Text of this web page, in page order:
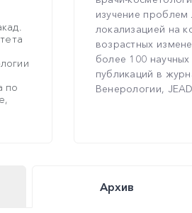
по
изучение проблем
локализацией на
возрастных
более 100
публикаций в
Венерологии,
Архив